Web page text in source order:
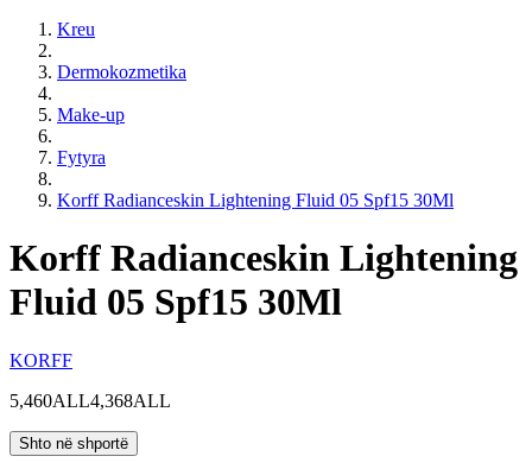
Kreu
Dermokozmetika
Make-up
Fytyra
Korff Radianceskin Lightening Fluid 05 Spf15 30Ml
Korff Radianceskin Lightening
Fluid 05 Spf15 30Ml
KORFF
5,460ALL4,368ALL
Shto në shportë